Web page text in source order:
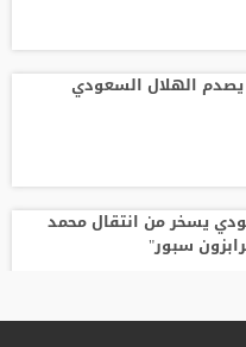
يصدم الهلال السعودي
يسخر من انتقال محمد
سبور"